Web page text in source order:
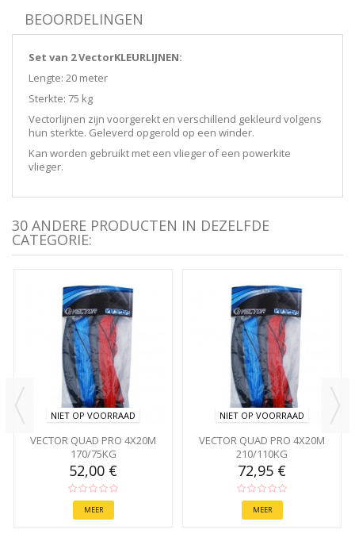
BEOORDELINGEN
Set van 2 VectorKLEURLIJNEN:
Lengte: 20 meter
Sterkte: 75 kg
Vectorlijnen zijn voorgerekt en verschillend gekleurd volgens
hun sterkte. Geleverd opgerold op een winder.
Kan worden gebruikt met een vlieger of een powerkite
vlieger.
30 ANDERE PRODUCTEN IN DEZELFDE
CATEGORIE:
NIET OP VOORRAAD
VECTOR QUAD PRO 4X20M
170/75KG
52,00 €
MEER
NIET OP VOORRAAD
VECTOR QUAD PRO 4X20M
210/110KG
72,95 €
MEER